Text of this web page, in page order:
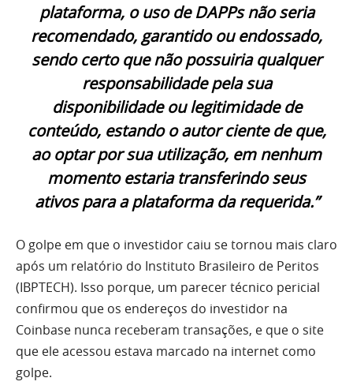
plataforma, o uso de DAPPs não seria
recomendado, garantido ou endossado,
sendo certo que não possuiria qualquer
responsabilidade pela sua
disponibilidade ou legitimidade de
conteúdo, estando o autor ciente de que,
ao optar por sua utilização, em nenhum
momento estaria transferindo seus
ativos para a plataforma da requerida.”
O golpe em que o investidor caiu se tornou mais claro
após um relatório do Instituto Brasileiro de Peritos
(IBPTECH). Isso porque, um parecer técnico pericial
confirmou que os endereços do investidor na
Coinbase nunca receberam transações, e que o site
que ele acessou estava marcado na internet como
golpe.